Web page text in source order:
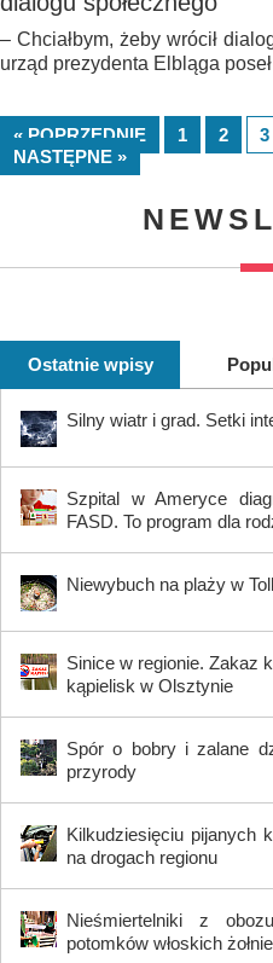
– Chciałbym, żeby wrócił
urząd prezydenta Elbląga
« POPRZEDNIE 1 2 3
NASTĘPNE »
Ostatnie wpisy
Silny wiatr i grad. Setki
Szpital w Ameryce
FASD. To program dla
Niewybuch na plaży w
Sinice w regionie. Zakaz
kąpielisk w Olsztynie
Spór o bobry i zalane
przyrody
Kilkudziesięciu pijanych
na drogach regionu
Nieśmiertelniki z
potomków włoskich